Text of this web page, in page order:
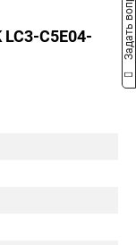
LC3-C5E04-
Задать вопрос